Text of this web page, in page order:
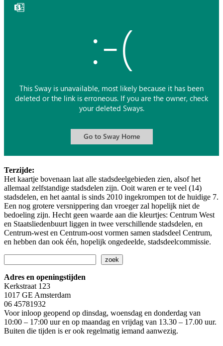
Terzijde:
Het kaartje bovenaan laat alle stadsdeelgebieden zien, alsof het
allemaal zelfstandige stadsdelen zijn. Ooit waren er te veel (14)
stadsdelen, en het aantal is sinds 2010 ingekrompen tot de huidige 7.
Een nog grotere versnippering dan vroeger zal hopelijk niet de
bedoeling zijn. Hecht geen waarde aan die kleurtjes: Centrum West
en Staatsliedenbuurt liggen in twee verschillende stadsdelen, en
Centrum-west en Centrum-oost vormen samen stadsdeel Centrum,
en hebben dan ook één, hopelijk ongedeelde, stadsdeelcommissie.
zoek
Adres en openingstijden
Kerkstraat 123
1017 GE Amsterdam
06 45781932
Voor inloop geopend op dinsdag, woensdag en donderdag van
10:00 – 17:00 uur en op maandag en vrijdag van 13.30 – 17.00 uur.
Buiten die tijden is er ook regelmatig iemand aanwezig.